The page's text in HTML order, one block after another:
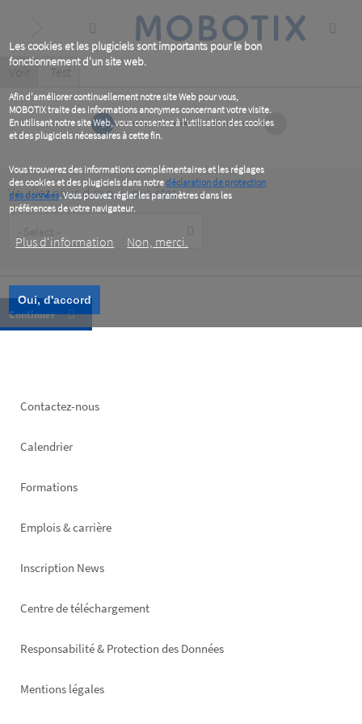
Les cookies et les plugiciels sont importants pour le bon
fonctionnement d'un site web.
Afin d'améliorer continuellement notre site Web pour vous,
MOBOTIX traite des informations anonymes concernant votre visite.
En utilisant notre site Web, vous consentez à l'utilisation des cookies
et des plugiciels nécessaires à cette fin.
Vous trouverez des informations complémentaires et les réglages
des cookies et des plugiciels dans notredéclaration de protection
des données. Vous pouvez régler les paramètres dans les
préférences de votre navigateur.
Plus d‘information Non, merci.
Oui, d'accord
content
Primary
tabs
Voir (active
Test
1 2
Veuillez nous dire qui vous êtes
Type
Footer
Contactez-nous
Calendrier
Formations
Emplois & carrière
Inscription News
Footer
Centre de téléchargement
Responsabilité & Protection des Données
Mentions légales